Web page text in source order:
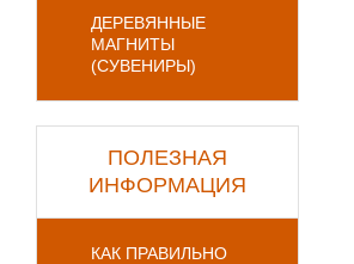
ДЕРЕВЯННЫЕ
МАГНИТЫ
(СУВЕНИРЫ)
ПОЛЕЗНАЯ
ИНФОРМАЦИЯ
КАК ПРАВИЛЬНО